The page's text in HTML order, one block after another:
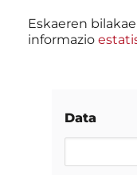
Eskaeren
informazio
Data